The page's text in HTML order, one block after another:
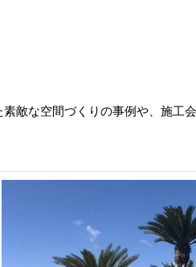
敵な空間づくりの事例や、施工会